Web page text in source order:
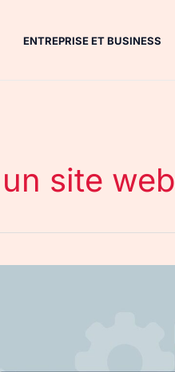
ENTREPRISE ET BUSINESS
site web